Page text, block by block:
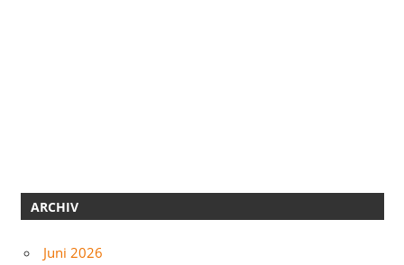
ARCHIV
Juni 2026